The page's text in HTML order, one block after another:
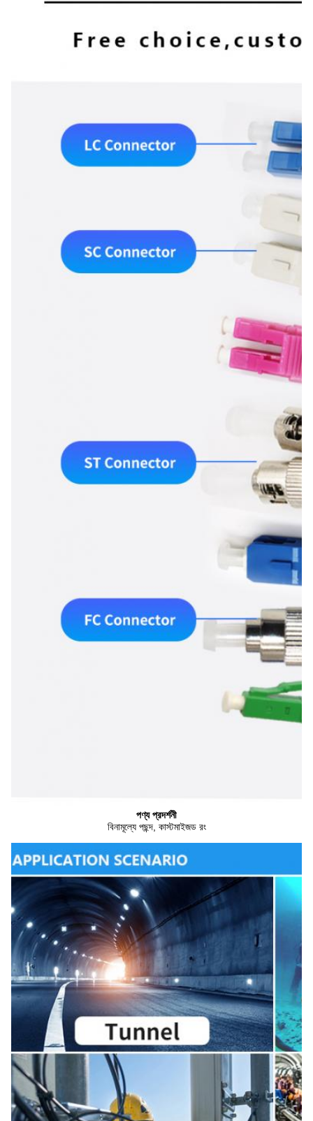
পণ্য প্রদর্শনী
বিনামূল্যে পছন্দ, কাস্টমাইজড রং